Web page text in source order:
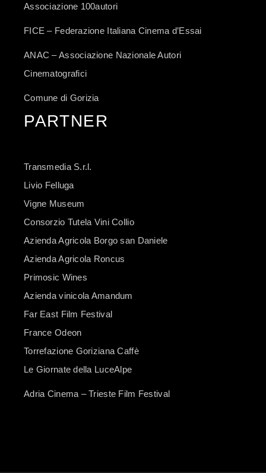
Associazione 100autori
FICE – Federazione Italiana Cinema d’Essai
ANAC – Associazione Nazionale Autori
Cinematografici
Comune di Gorizia
PARTNER
Transmedia S.r.l.
Livio Felluga
Vigne Museum
Consorzio Tutela Vini Collio
Azienda Agricola Borgo san Daniele
Azienda Agricola Roncus
Primosic Wines
Azienda vinicola Amandum
Far East Film Festival
France Odeon
Torrefazione Goriziana Caffè
Le Giornate della LuceAlpe
Adria Cinema – Trieste Film Festival